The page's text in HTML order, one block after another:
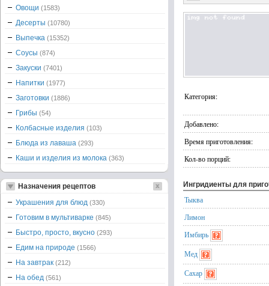
Категория:
Добавлено:
Время приготовления:
Кол-во порций:
Ингридиенты для
Тыква
Лимон
Имбирь
Мед
Сахар
Овощи (1583)
Десерты (10780)
Выпечка (15352)
Соусы (874)
Закуски (7401)
Напитки (1977)
Заготовки (1886)
Грибы (54)
Колбасные изделия (103)
Блюда из лаваша (293)
Каши и изделия из молока (363)
Назначения рецептов
Украшения для блюд (330)
Готовим в мультиварке (845)
Быстро, просто, вкусно (293)
Едим на природе (1566)
На завтрак (212)
На обед (561)